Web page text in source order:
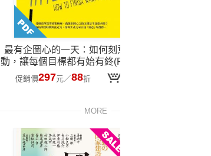
最有企圖心的一天：如何刻意行
動，讓每個目標都有始有終(PDF)
促銷價297元／88折
MORE